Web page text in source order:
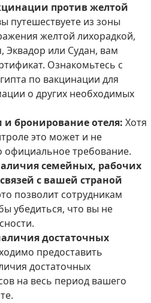
против желтой
путешествуете из зоны
желтой лихорадкой,
Эквадор или Судан, вам
Ознакомьтесь с
по вакцинации для
о других необходимых
бронирование отеля: Хотя
это может и не
официальное требование.
семейных, рабочих
с вашей страной
позволит сотрудникам
убедиться, что вы не
достаточных
предоставить
достаточных
на весь период вашего